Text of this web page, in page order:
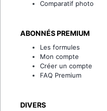
Comparatif photo
ABONNÉS PREMIUM
Les formules
Mon compte
Créer un compte
FAQ Premium
DIVERS